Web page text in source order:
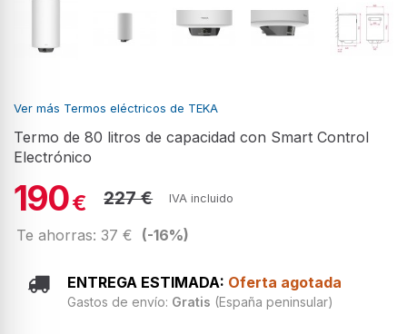
Ver más Termos eléctricos de TEKA
Termo de 80 litros de capacidad con Smart Control
Electrónico
190€ 227 € IVA incluido
Te ahorras: 37 € (-16%)
ENTREGA ESTIMADA: Oferta agotada
Gastos de envío: Gratis (España peninsular)